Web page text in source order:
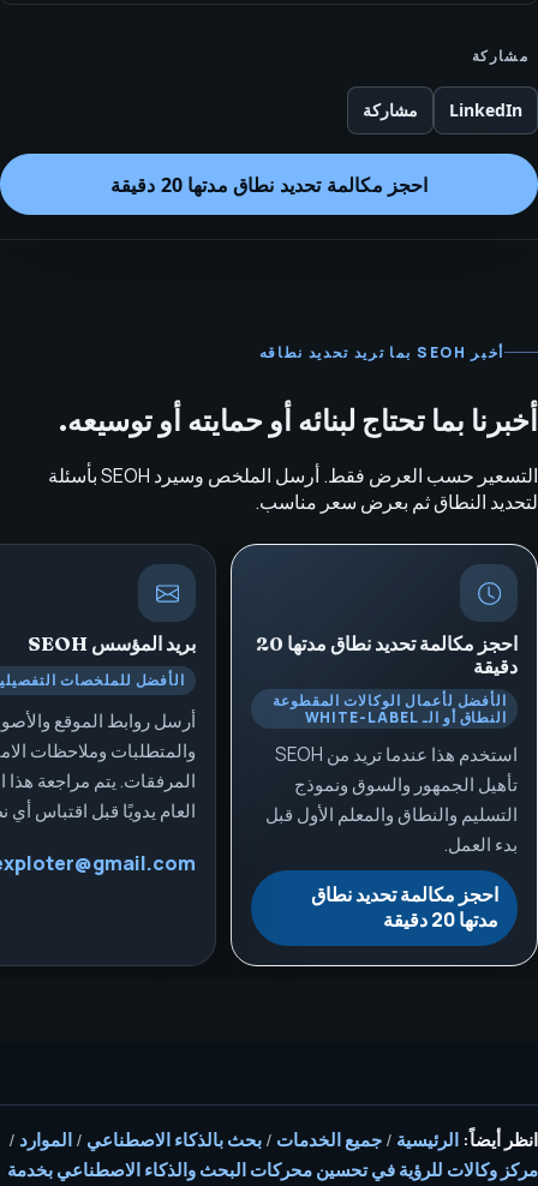
مشاركة
LinkedIn مشاركة
احجز مكالمة تحديد نطاق مدتها 20 دقيقة
أخبر SEOH بما تريد تحديد نطاقه
أخبرنا بما تحتاج لبنائه أو حمايته أو توسيعه.
التسعير حسب العرض فقط. أرسل الملخص وسيرد SEOH بأسئلة
لتحديد النطاق ثم بعرض سعر مناسب.
احجز مكالمة تحديد نطاق مدتها 20
دقيقة
الأفضل لأعمال الوكالات المقطوعة
النطاق أو الـ WHITE-LABEL
استخدم هذا عندما تريد من SEOH
تأهيل الجمهور والسوق ونموذج
التسليم والنطاق والمعلم الأول قبل
بدء العمل.
احجز مكالمة تحديد نطاق
مدتها 20 دقيقة
بريد المؤسس
الأفضل للملخصات
أرسل روابط الموقع
والمتطلبات وملاحظات
المرفقات. يتم مراجعة هذا
العام يدويًا قبل اقتباس أي
انظر أيضاً: الرئيسية / جميع الخدمات / بحث بالذكاء الاصطناعي / الموارد /
مركز وكالات للرؤية في تحسين محركات البحث والذكاء الاصطناعي بخدمة